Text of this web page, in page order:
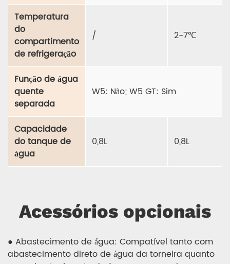
Temperatura
do
compartimento
de refrigeração
/ 2-7℃
Função de água
quente
separada
W5: Não; W5 GT: Sim
Capacidade
do tanque de
água
0,8L 0,8L
Acessórios opcionais
● Abastecimento de água: Compatível tanto com
abastecimento direto de água da torneira quanto